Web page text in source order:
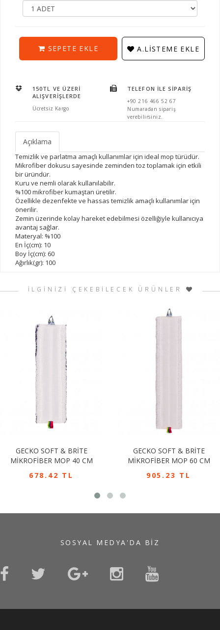
SEPETE EKLE A.LISTEME EKLE
150TL VE ÜZERI
ALIŞVERIŞLERDE
Ücretsiz Kargo
TELEFON İLE SIPARIŞ
+90 216 466 52 67
Numaradan sipariş
verebilirsiniz.
Açıklama
Temizlik ve parlatma amaçlı kullanımlar için ideal mop türüdür.
Mikrofiber dokusu sayesinde zeminden toz toplamak için etkili
bir üründür.
Kuru ve nemli olarak kullanılabilir.
%100 mikrofiber kumaştan üretilir.
Özellikle dezenfekte ve hassas temizlik amaçlı kullanımlar için
önerilir.
Zemin üzerinde kolay hareket edebilmesi özelliğiyle kullanıcıya
avantaj sağlar.
Materyal: %100
En İç(cm): 10
Boy İç(cm): 60
Ağırlık(gr): 100
İLGİNİZİ ÇEKEBİLECEK ÜRÜNLER
GECKO SOFT & BRİTE
MİKROFİBER MOP 40 CM
678.42 TL
GECKO SOFT & BRİTE
MİKROFİBER MOP 60 CM
905.23 TL
SOSYAL MEDYA'DA BIZ